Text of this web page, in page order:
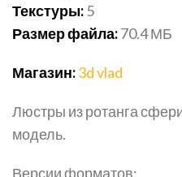
Текстуры:5
Размер файла:70.4 МБ
Магазин:3d vlad
Люстры из ротанга
модель.
Версии форматов: